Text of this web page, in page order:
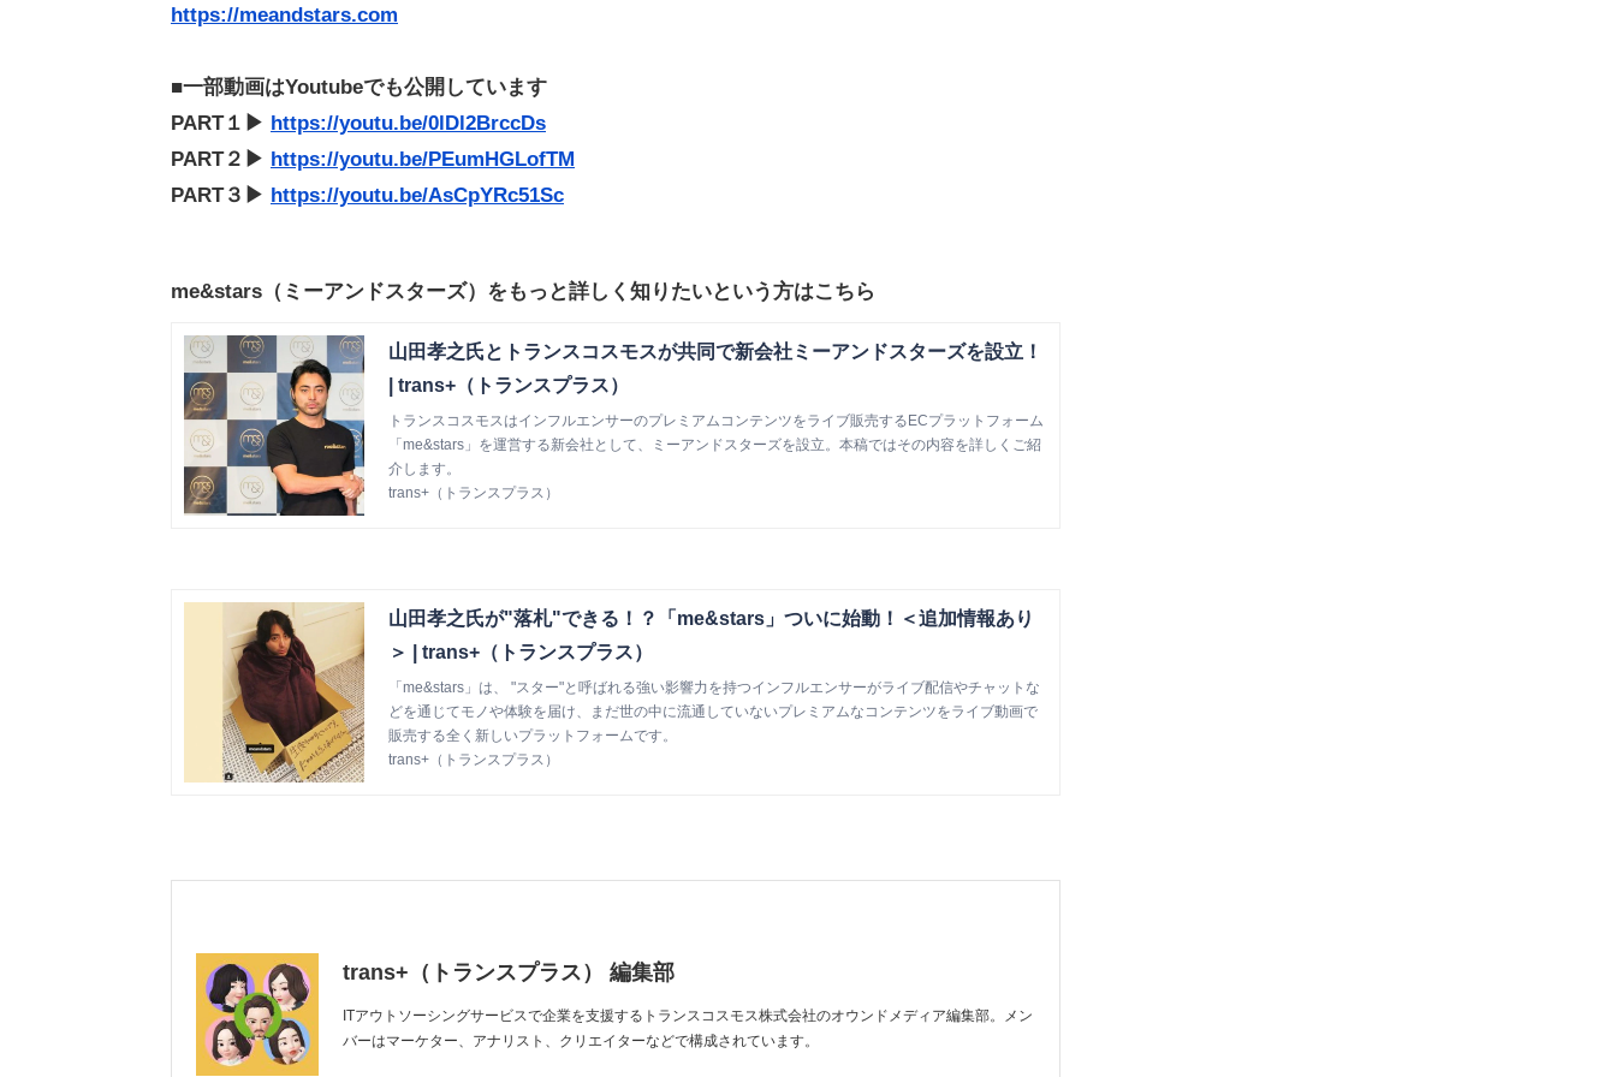
https://meandstars.com
■一部動画はYoutubeでも公開しています
PART１▶ https://youtu.be/0lDl2BrccDs
PART２▶ https://youtu.be/PEumHGLofTM
PART３▶ https://youtu.be/AsCpYRc51Sc
me&stars（ミーアンドスターズ）をもっと詳しく知りたいという方はこちら
山田孝之氏とトランスコスモスが共同で新会社ミーアンドスターズを設立！
| trans+（トランスプラス）
トランスコスモスはインフルエンサーのプレミアムコンテンツをライブ販売するECプラットフォーム
「me&stars」を運営する新会社として、ミーアンドスターズを設立。本稿ではその内容を詳しくご紹
介します。
trans+（トランスプラス）
山田孝之氏が"落札"できる！？「me&stars」ついに始動！＜追加情報あり
＞ | trans+（トランスプラス）
「me&stars」は、 "スター"と呼ばれる強い影響力を持つインフルエンサーがライブ配信やチャットな
どを通じてモノや体験を届け、まだ世の中に流通していないプレミアムなコンテンツをライブ動画で
販売する全く新しいプラットフォームです。
trans+（トランスプラス）
trans+（トランスプラス） 編集部
ITアウトソーシングサービスで企業を支援するトランスコスモス株式会社のオウンドメディア編集部。メン
バーはマーケター、アナリスト、クリエイターなどで構成されています。